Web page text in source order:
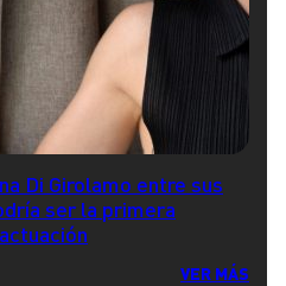
Di Girolamo entre sus
ser la primera
VER MÁS